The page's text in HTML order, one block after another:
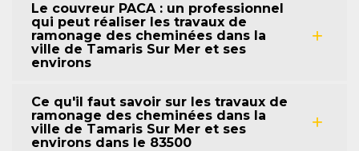
Le couvreur PACA : un professionnel
qui peut réaliser les travaux de
ramonage des cheminées dans la
ville de Tamaris Sur Mer et ses
environs
Ce qu'il faut savoir sur les travaux de
ramonage des cheminées dans la
ville de Tamaris Sur Mer et ses
environs dans le 83500